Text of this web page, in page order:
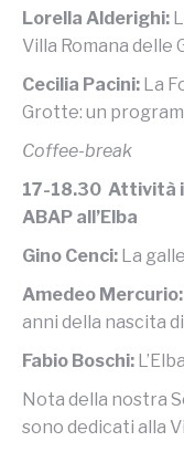
Lorella Alderighi:
Villa Romana delle
Cecilia Pacini: La
Grotte: un
Coffee-break
17-18.30 Attività
ABAP all’Elba
Gino Cenci: La
Amedeo Mercurio:
anni della nascita
Fabio Boschi:
Nota della nostra
sono dedicati alla